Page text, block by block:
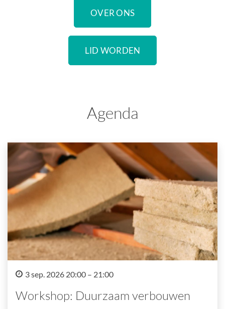
OVER ONS
LID WORDEN
Agenda
3 sep. 2026 20:00 – 21:00
Workshop: Duurzaam verbouwen